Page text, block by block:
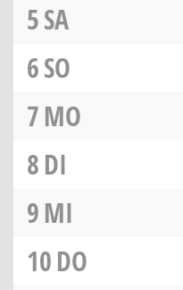
5SA
6SO
7MO
8DI
9MI
10DO